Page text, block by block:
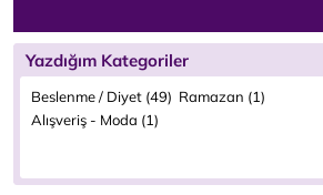
Yazdığım Kategoriler
Beslenme / Diyet (49) Ramazan (1)
Alışveriş - Moda (1)